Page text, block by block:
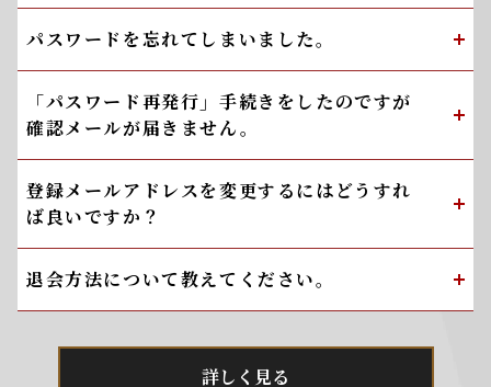
パスワードを忘れてしまいました。
「パスワード再発行」手続きをしたのですが
確認メールが届きません。
登録メールアドレスを変更するにはどうすれ
ば良いですか？
退会方法について教えてください。
詳しく見る